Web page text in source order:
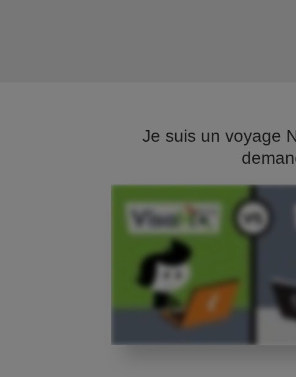
Je suis un voyage